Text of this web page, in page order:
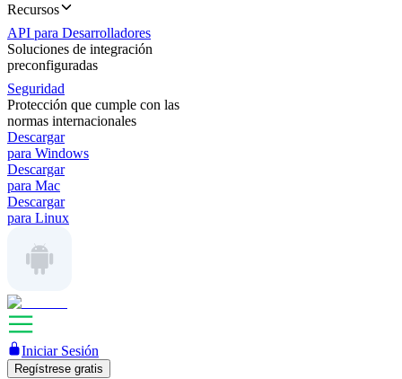
Recursos
API para Desarrolladores
Soluciones de integración
preconfiguradas
Seguridad
Protección que cumple con las
normas internacionales
Descargar
para Windows
Descargar
para Mac
Descargar
para Linux
Iniciar Sesión
Regístrese gratis